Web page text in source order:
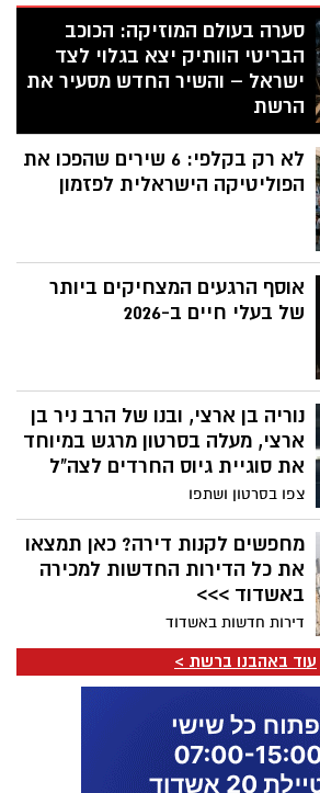
סערה בעולם המוזיקה: הכוכב
הבריטי הוותיק יצא בגלוי לצד
ישראל – והשיר החדש מסעיר את
הרשת
מי שהיה אליל נעורים בשנות השמונים ושיתף
פעולה עם מתופף יהודי חוטף חיצים מורעלים
של ביקורת לאחר ששחרר סינגל חדש שמזכיר
לא רק בקלפי: 6 שירים שהפכו את
הפוליטיקה הישראלית לפזמון
אוסף הרגעים המצחיקים ביותר
של בעלי חיים ב-2026
נוריה בן ארצי, ובנו של הרב ניר בן
ארצי, מעלה בסרטון מרגש במיוחד
את סוגיית גיוס החרדים לצה"ל
צפו בסרטון ושתפו
מחפשים לקנות דירה? כאן תמצאו
את כל הדירות החדשות למכירה
באשדוד >>>
דירות חדשות באשדוד
עוד באהבנו ברשת >